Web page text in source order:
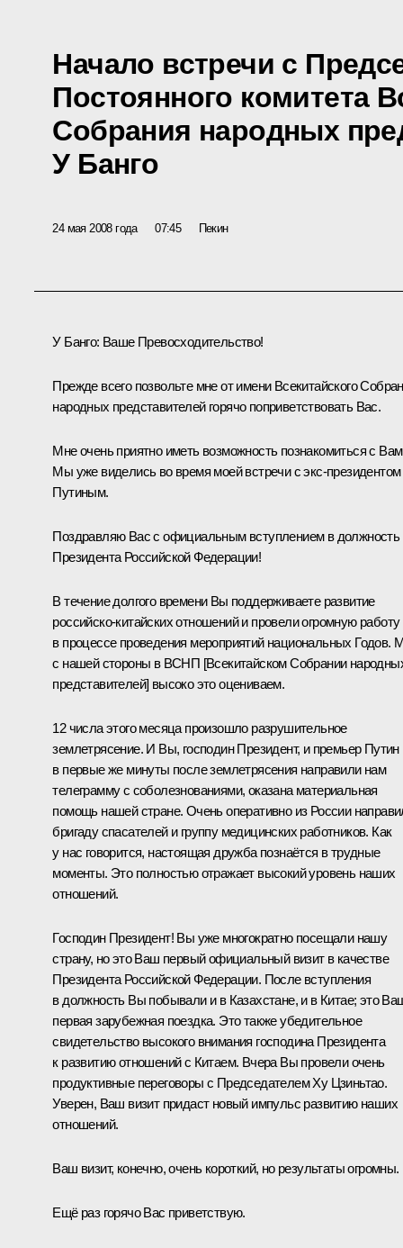
Начало встречи с
Постоянного комитета
Собрания народных
У Банго
24 мая 2008 года 07:45 Пекин
У Банго: Ваше Превосходительство!
Прежде всего позвольте мне от имени Всекитайского
народных представителей горячо поприветствовать Вас.
Мне очень приятно иметь возможность познакомиться с
Мы уже виделись во время моей встречи с экс-президентом
Путиным.
Поздравляю Вас с официальным вступлением в должность
Президента Российской Федерации!
В течение долгого времени Вы поддерживаете развитие
российско-китайских отношений и провели огромную работу
в процессе проведения мероприятий национальных Годов.
с нашей стороны в ВСНП [Всекитайском Собрании
представителей] высоко это оцениваем.
12 числа этого месяца произошло разрушительное
землетрясение. И Вы, господин Президент, и премьер Путин
в первые же минуты после землетрясения направили нам
телеграмму с соболезнованиями, оказана материальная
помощь нашей стране. Очень оперативно из России
бригаду спасателей и группу медицинских работников. Как
у нас говорится, настоящая дружба познаётся в трудные
моменты. Это полностью отражает высокий уровень наших
отношений.
Господин Президент! Вы уже многократно посещали нашу
страну, но это Ваш первый официальный визит в качестве
Президента Российской Федерации. После вступления
в должность Вы побывали и в Казахстане, и в Китае; это
первая зарубежная поездка. Это также убедительное
свидетельство высокого внимания господина Президента
к развитию отношений с Китаем. Вчера Вы провели очень
продуктивные переговоры с Председателем Ху Цзиньтао.
Уверен, Ваш визит придаст новый импульс развитию наших
отношений.
Ваш визит, конечно, очень короткий, но результаты огромны.
Ещё раз горячо Вас приветствую.